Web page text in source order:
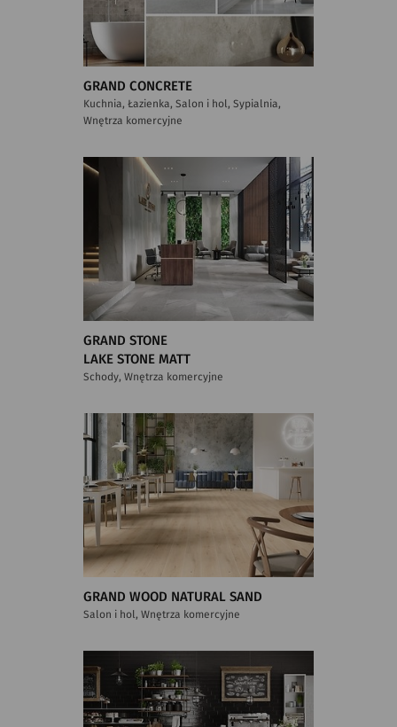
GRAND CONCRETE
Kuchnia, Łazienka, Salon i hol, Sypialnia,
Wnętrza komercyjne
GRAND STONE
LAKE STONE MATT
Schody, Wnętrza komercyjne
GRAND WOOD NATURAL SAND
Salon i hol, Wnętrza komercyjne